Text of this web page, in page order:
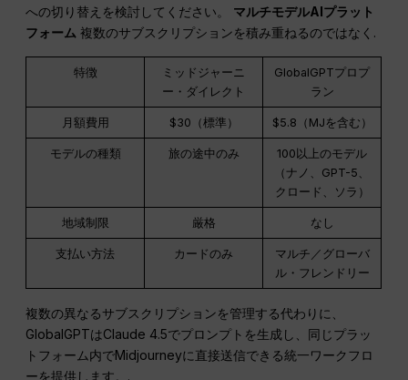
への切り替えを検討してください。 マルチモデルAIプラット
フォーム 複数のサブスクリプションを積み重ねるのではなく.
特徴
ミッドジャーニ
ー・ダイレクト
GlobalGPTプロプ
ラン
月額費用 $30（標準） $5.8（MJを含む）
モデルの種類 旅の途中のみ
100以上のモデル
（ナノ、GPT-5、
クロード、ソラ）
地域制限 厳格 なし
支払い方法 カードのみ
マルチ／グローバ
ル・フレンドリー
複数の異なるサブスクリプションを管理する代わりに、
GlobalGPTはClaude 4.5でプロンプトを生成し、同じプラッ
トフォーム内でMidjourneyに直接送信できる統一ワークフロ
ーを提供します。.